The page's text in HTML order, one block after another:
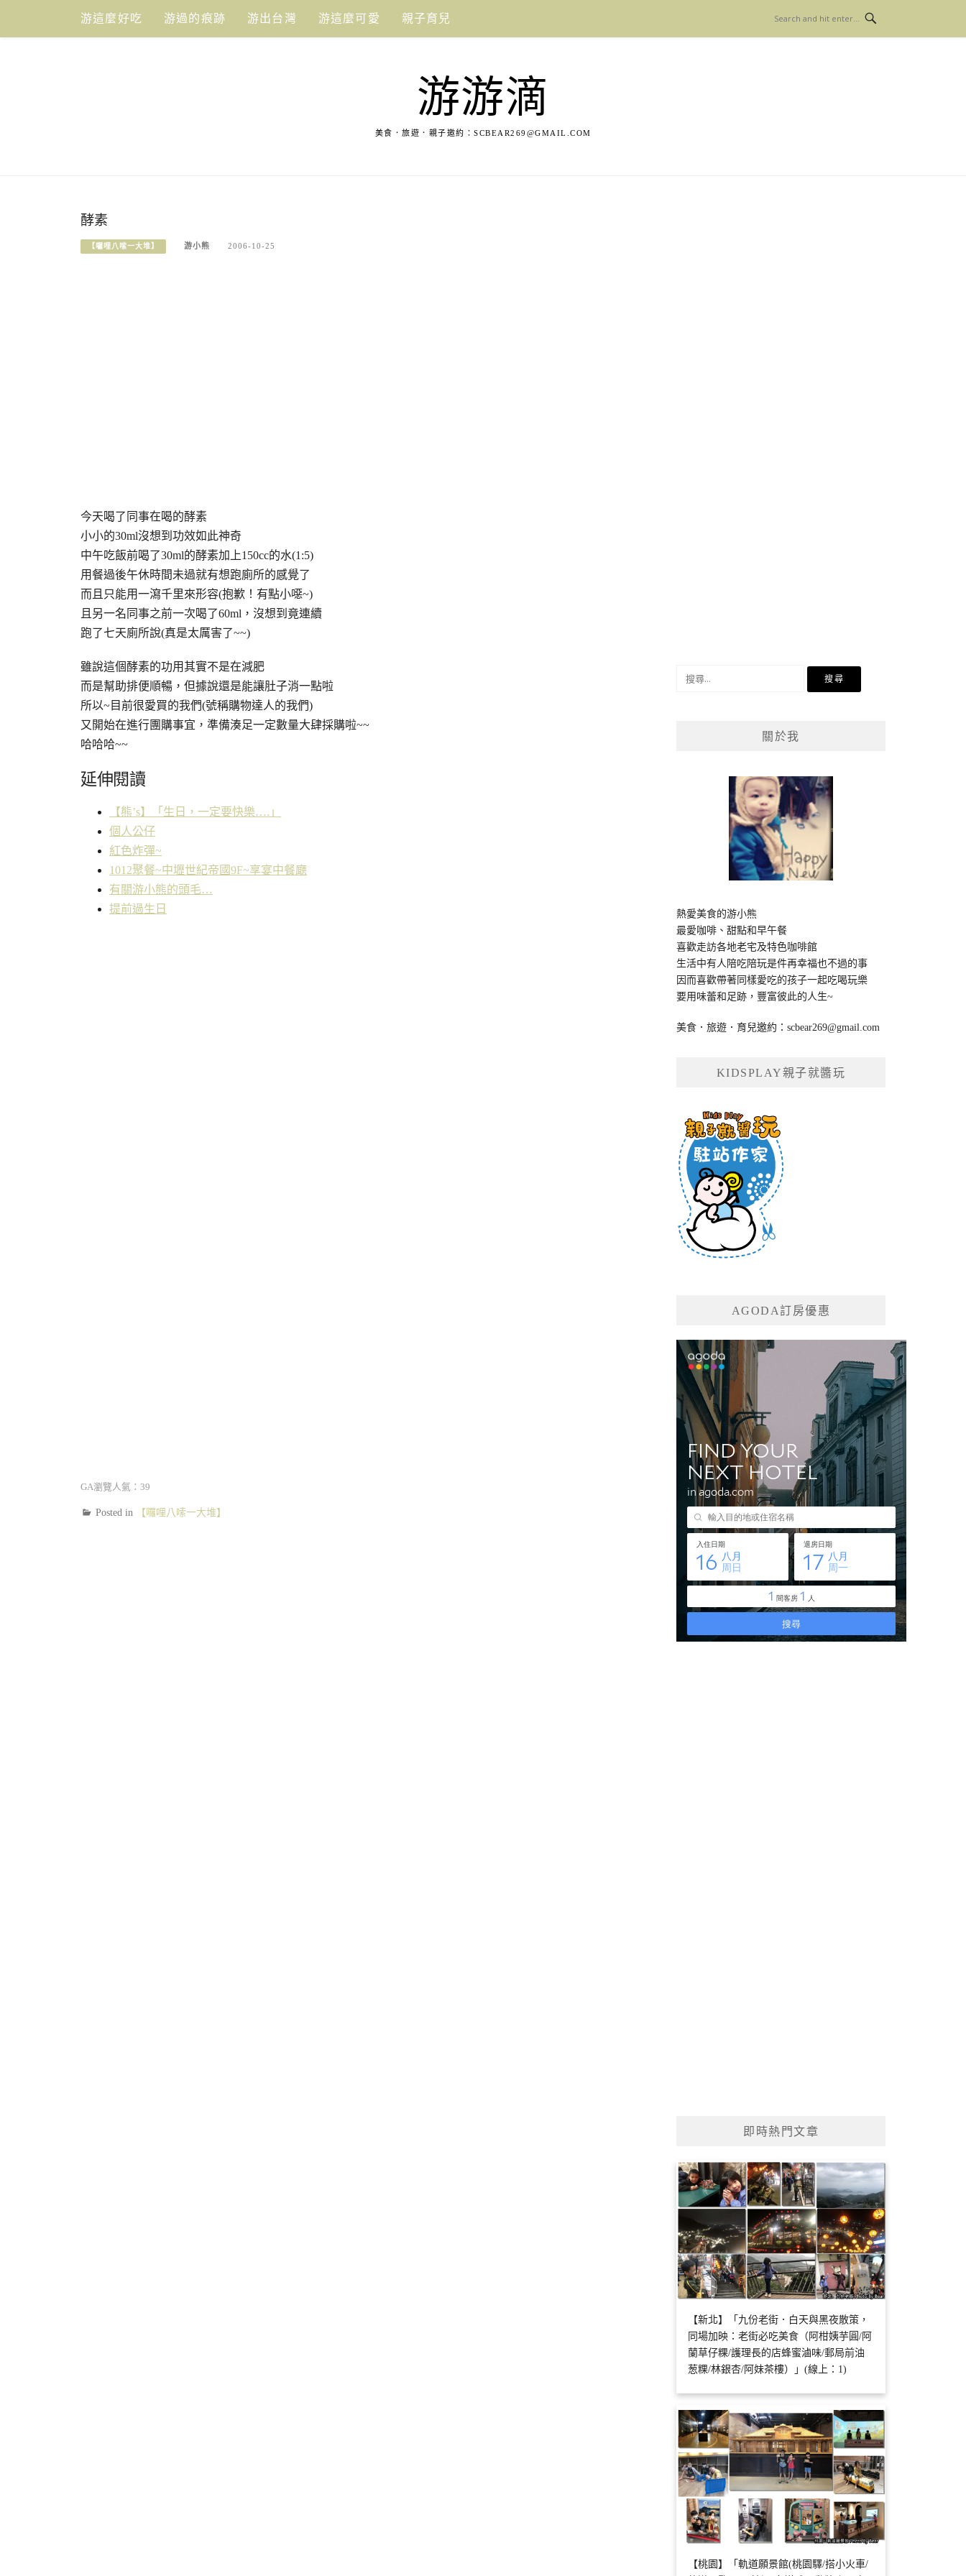
content
游這麼好吃 游過的痕跡 游出台灣 游這麼可愛 親子育兒
游游滴
美食．旅遊．親子邀約： SCBEAR269@GMAIL.COM
酵素
【囉哩八嗦一大堆】 游小熊 2006-10-25
今天喝了同事在喝的酵素
小小的30ml沒想到功效如此神奇
中午吃飯前喝了30ml的酵素加上150cc的水(1:5)
用餐過後午休時間未過就有想跑廁所的感覺了
而且只能用一瀉千里來形容(抱歉！有點小噁~)
且另一名同事之前一次喝了60ml，沒想到竟連續
跑了七天廁所說(真是太厲害了~~)
雖說這個酵素的功用其實不是在減肥
而是幫助排便順暢，但據說還是能讓肚子消一點啦
所以~目前很愛買的我們(號稱購物達人的我們)
又開始在進行團購事宜，準備湊足一定數量大肆採購啦~~
哈哈哈~~
延伸閱讀
【熊’s】「生日，一定要快樂….」
個人公仔
紅色炸彈~
1012聚餐~中壢世紀帝國9F~享宴中餐廰
有關游小熊的頭毛…
提前過生日
GA瀏覽人氣：39
Posted in 【囉哩八嗦一大堆】
關於我
熱愛美食的游小熊
最愛咖啡、甜點和早午餐
喜歡走訪各地老宅及特色咖啡館
生活中有人陪吃陪玩是件再幸福也不過的事
因而喜歡帶著同樣愛吃的孩子一起吃喝玩樂
要用味蕾和足跡，豐富彼此的人生~
美食．旅遊．育兒邀約：scbear269@gmail.com
KIDSPLAY親子就醬玩
AGODA訂房優惠
即時熱門文章
【新北】「九份老街．白天與黑夜散策，
同場加映：老街必吃美食（阿柑姨芋圓/阿
蘭草仔粿/護理長的店蜂蜜滷味/郵局前油
葱粿/林銀杏/阿妹茶樓）」(線上：1)
【桃園】「軌道願景館(桃園驛/搭小火車/